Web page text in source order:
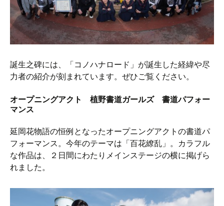
誕生之碑には、「コノハナロード」が誕生した経緯や尽
力者の紹介が刻まれています。ぜひご覧ください。
オープニングアクト 植野書道ガールズ 書道パフォー
マンス
延岡花物語の恒例となったオープニングアクトの書道パ
フォーマンス。今年のテーマは「百花繚乱」。カラフル
な作品は、２日間にわたりメインステージの横に掲げら
れました。